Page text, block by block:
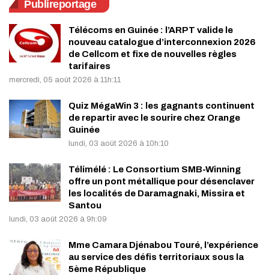
Publireportage
Télécoms en Guinée : l’ARPT valide le
nouveau catalogue d’interconnexion 2026
de Cellcom et fixe de nouvelles règles
tarifaires
mercredi, 05 août 2026 à 11h:11
Quiz MégaWin 3 : les gagnants continuent
de repartir avec le sourire chez Orange
Guinée
lundi, 03 août 2026 à 10h:10
Télimélé : Le Consortium SMB-Winning
offre un pont métallique pour désenclaver
les localités de Daramagnaki, Missira et
Santou
lundi, 03 août 2026 à 9h:09
Mme Camara Djénabou Touré, l’expérience
au service des défis territoriaux sous la
5ème République